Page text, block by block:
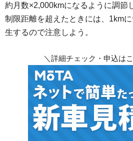
約月数×2,000kmになるように調節
制限距離を超えたときには、1km
生するので注意しよう。
＼詳細チェック・申込は